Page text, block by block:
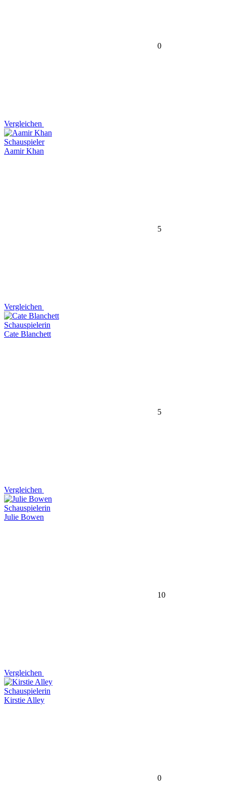
0
Vergleichen
Schauspieler
Aamir Khan
5
Vergleichen
Schauspielerin
Cate Blanchett
5
Vergleichen
Schauspielerin
Julie Bowen
10
Vergleichen
Schauspielerin
Kirstie Alley
0